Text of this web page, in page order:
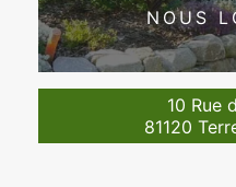
NOUS
10 Rue
81120